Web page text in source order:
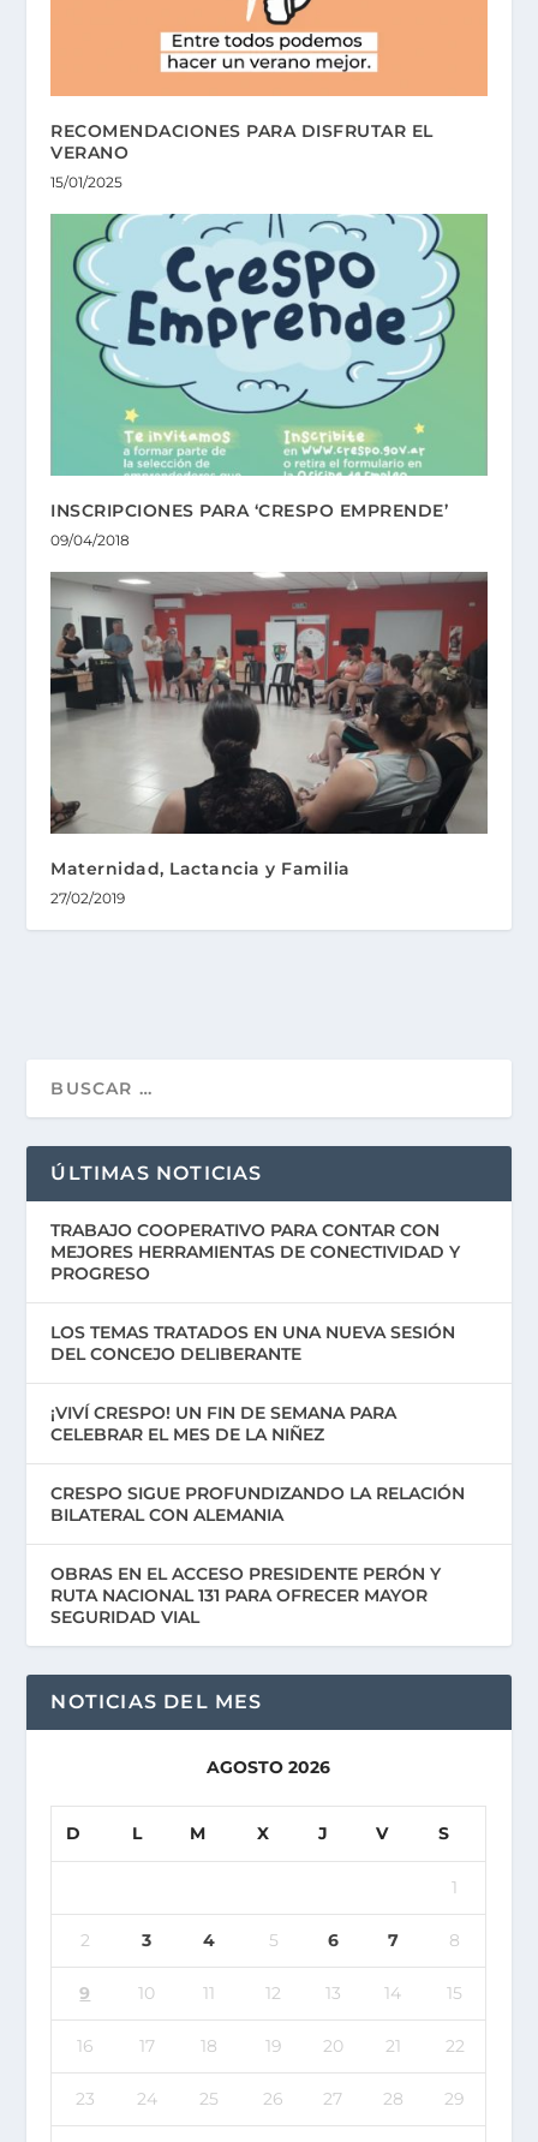
RECOMENDACIONES PARA DISFRUTAR EL
VERANO
15/01/2025
INSCRIPCIONES PARA ‘CRESPO EMPRENDE’
09/04/2018
Maternidad, Lactancia y Familia
27/02/2019
ÚLTIMAS NOTICIAS
TRABAJO COOPERATIVO PARA CONTAR CON
MEJORES HERRAMIENTAS DE CONECTIVIDAD Y
PROGRESO
LOS TEMAS TRATADOS EN UNA NUEVA SESIÓN
DEL CONCEJO DELIBERANTE
¡VIVÍ CRESPO! UN FIN DE SEMANA PARA
CELEBRAR EL MES DE LA NIÑEZ
CRESPO SIGUE PROFUNDIZANDO LA RELACIÓN
BILATERAL CON ALEMANIA
OBRAS EN EL ACCESO PRESIDENTE PERÓN Y
RUTA NACIONAL 131 PARA OFRECER MAYOR
SEGURIDAD VIAL
NOTICIAS DEL MES
AGOSTO 2026
D L M X J V S
1
2 3 4 5 6 7 8
9 10 11 12 13 14 15
16 17 18 19 20 21 22
23 24 25 26 27 28 29